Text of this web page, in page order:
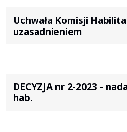
Uchwała Komisji
uzasadnieniem
DECYZJA nr 2-2023 -
hab.